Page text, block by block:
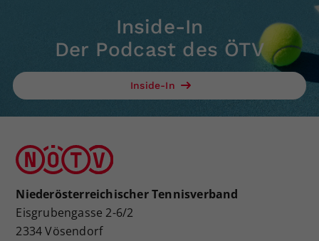
Inside-In
Der Podcast des ÖTV
Inside-In
Niederösterreichischer Tennisverband
Eisgrubengasse 2-6/2
2334 Vösendorf